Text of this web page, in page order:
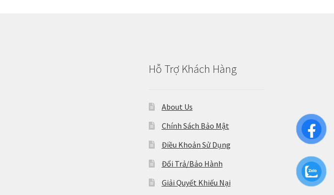
Hỗ Trợ Khách Hàng
About Us
Chính Sách Bảo Mật
Điều Khoản Sử Dụng
Đổi Trả/Bảo Hành
Giải Quyết Khiếu Nại